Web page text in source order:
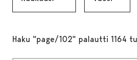
Haku "page/102" palautti 1164